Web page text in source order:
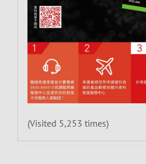
(Visited 5,253 times)